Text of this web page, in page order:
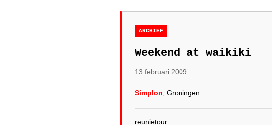
ARCHIEF
Weekend at waikiki
13 februari 2009
Simplon , Groningen
reunietour